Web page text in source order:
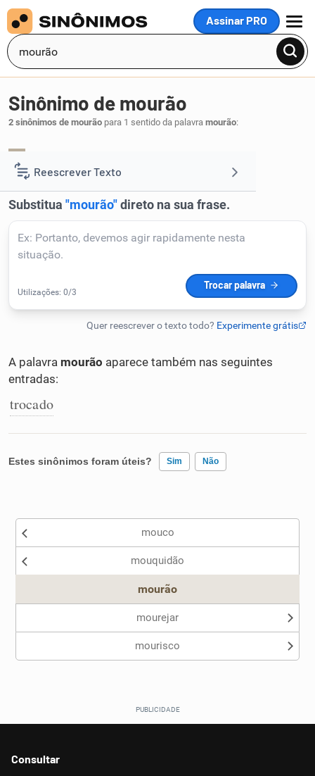
Assinar PRO
MENU
Reescrever Texto
Resumir Texto
Corrigir Texto
Detector de IA
Humanizador de IA
Cata-letras
Sinônimos
Sinônimo de mourão
2 sinônimos de mourão para 1 sentido da palavra mourão:
A palavra mourão aparece também nas seguintes
entradas:
trocado
Estes sinônimos foram úteis? Sim Não
Nenhum dos sinônimos apresentados me ajudou
mouco
mouquidão
mourão
mourejar
mourisco
Consultar